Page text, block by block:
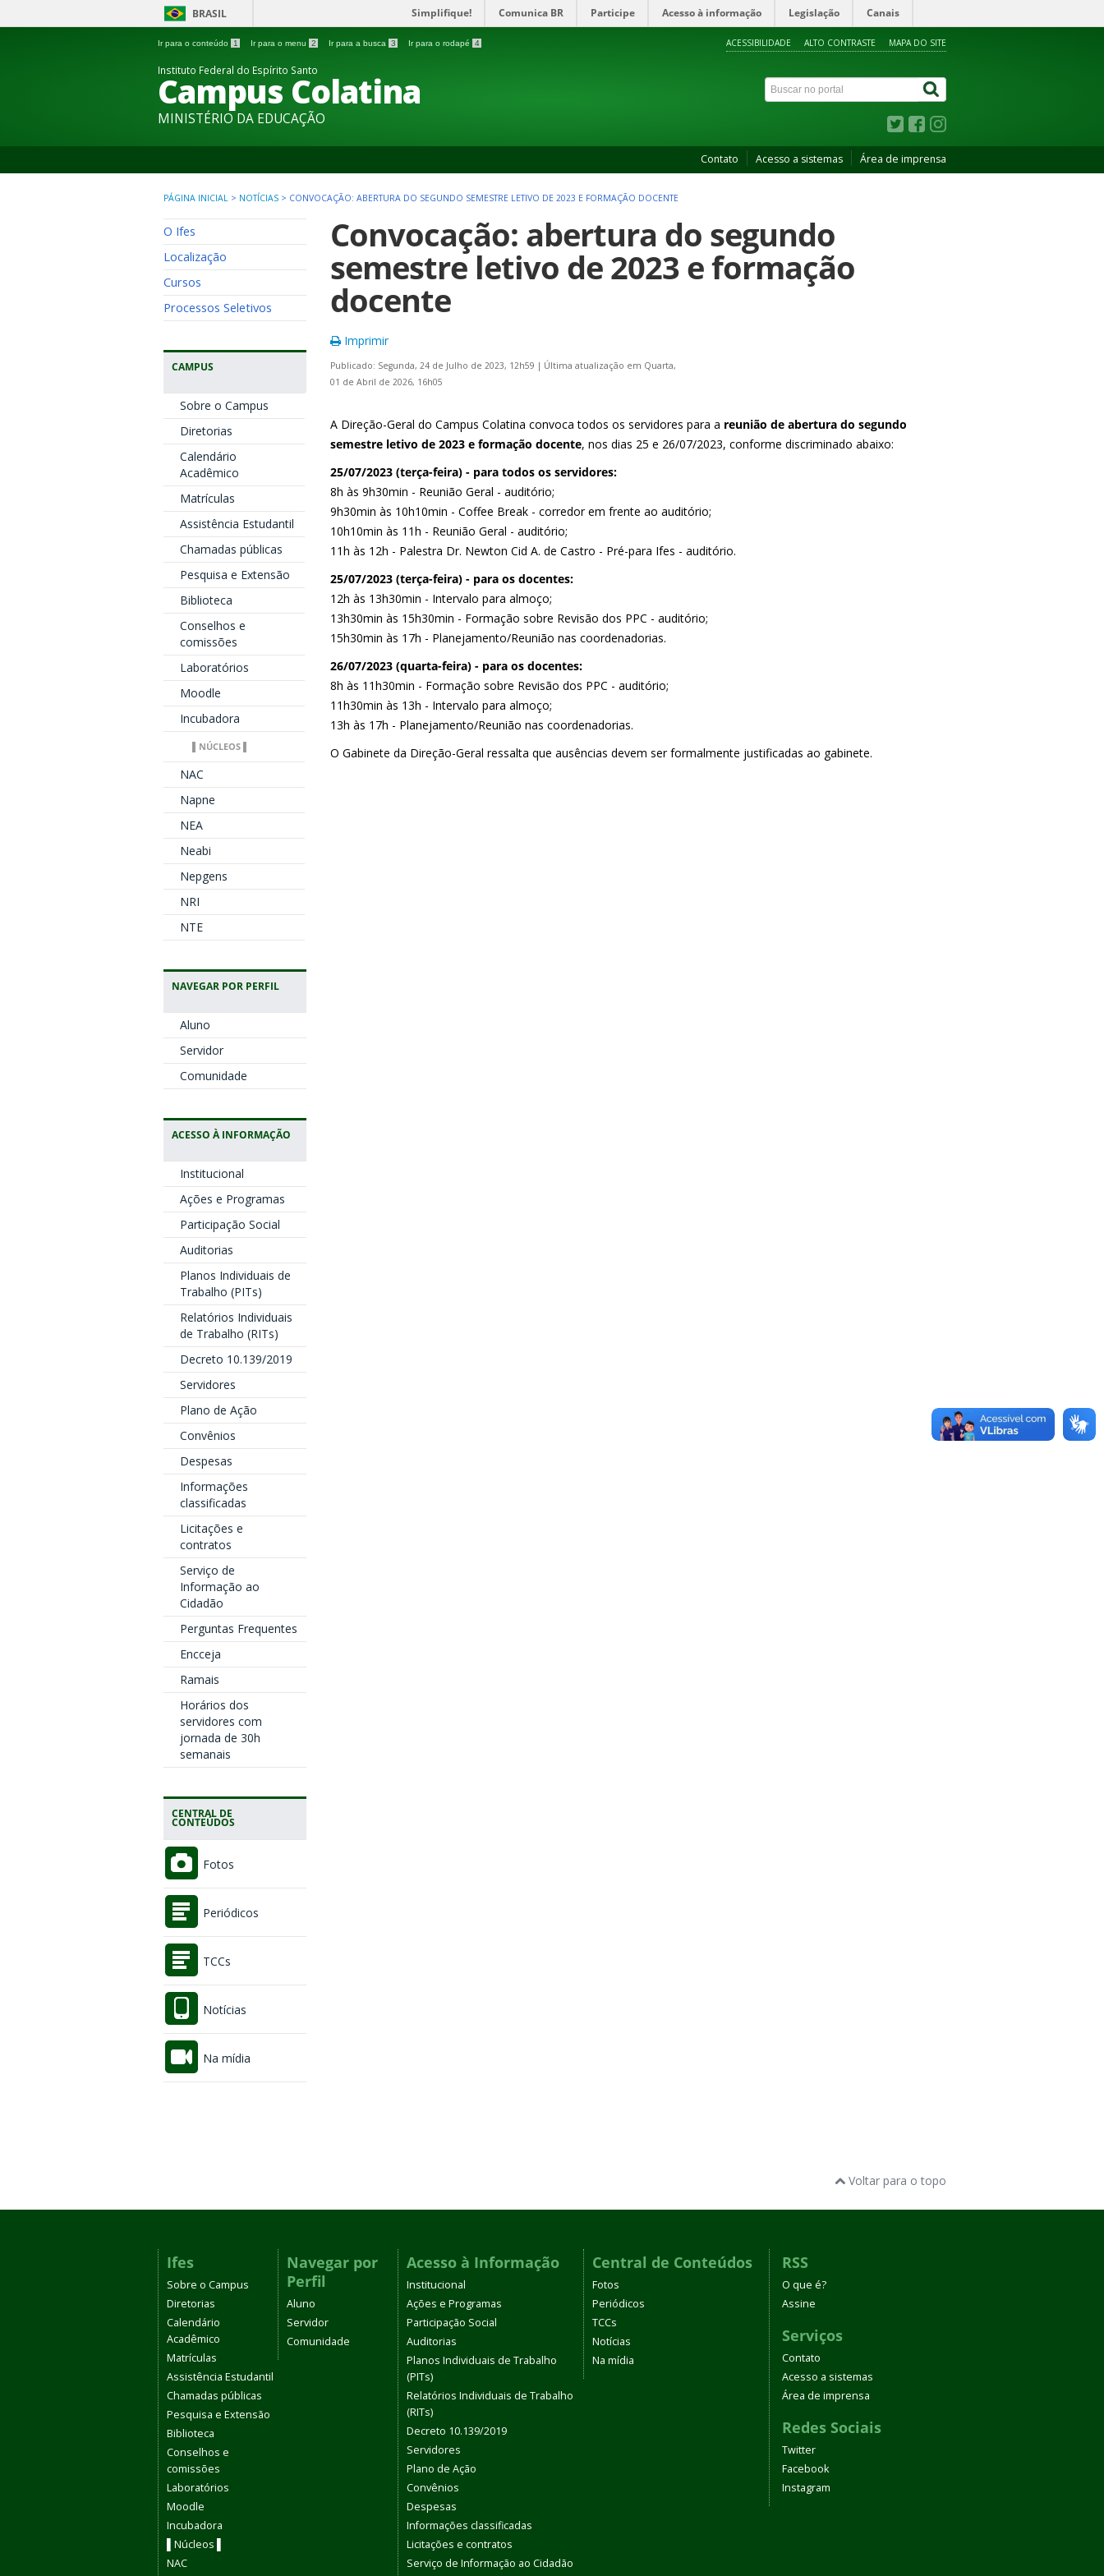
BRASIL Simplifique! Comunica BR Participe Acesso à informação Legislação Canais
Ir para o conteúdo 1 Ir para o menu 2 Ir para a busca 3 Ir para o rodapé 4 ACESSIBILIDADE ALTO CONTRASTE MAPA DO SITE
Instituto Federal do Espírito Santo
Campus Colatina
MINISTÉRIO DA EDUCAÇÃO
Contato Acesso a sistemas Área de imprensa
PÁGINA INICIAL > NOTÍCIAS > CONVOCAÇÃO: ABERTURA DO SEGUNDO SEMESTRE LETIVO DE 2023 E FORMAÇÃO DOCENTE
O Ifes
Localização
Cursos
Processos Seletivos
CAMPUS
Sobre o Campus
Diretorias
Calendário
Acadêmico
Matrículas
Assistência Estudantil
Chamadas públicas
Pesquisa e Extensão
Biblioteca
Conselhos e
comissões
Laboratórios
Moodle
Incubadora
▌NÚCLEOS ▌
NAC
Napne
NEA
Neabi
Nepgens
NRI
NTE
NAVEGAR POR PERFIL
Aluno
Servidor
Comunidade
ACESSO À INFORMAÇÃO
Institucional
Ações e Programas
Participação Social
Auditorias
Planos Individuais de
Trabalho (PITs)
Relatórios Individuais
de Trabalho (RITs)
Decreto 10.139/2019
Servidores
Plano de Ação
Convênios
Despesas
Informações
classificadas
Licitações e
contratos
Serviço de
Informação ao
Cidadão
Perguntas Frequentes
Encceja
Ramais
Horários dos
servidores com
jornada de 30h
semanais
CENTRAL DE
CONTEÚDOS
Fotos
Periódicos
TCCs
Notícias
Na mídia
Convocação: abertura do segundo
semestre letivo de 2023 e formação
docente
Imprimir
Publicado: Segunda, 24 de Julho de 2023, 12h59 | Última atualização em Quarta,
01 de Abril de 2026, 16h05
A Direção-Geral do Campus Colatina convoca todos os servidores para a reunião de abertura do segundo
semestre letivo de 2023 e formação docente, nos dias 25 e 26/07/2023, conforme discriminado abaixo:
25/07/2023 (terça-feira) - para todos os servidores:
8h às 9h30min - Reunião Geral - auditório;
9h30min às 10h10min - Coffee Break - corredor em frente ao auditório;
10h10min às 11h - Reunião Geral - auditório;
11h às 12h - Palestra Dr. Newton Cid A. de Castro - Pré-para Ifes - auditório.
25/07/2023 (terça-feira) - para os docentes:
12h às 13h30min - Intervalo para almoço;
13h30min às 15h30min - Formação sobre Revisão dos PPC - auditório;
15h30min às 17h - Planejamento/Reunião nas coordenadorias.
26/07/2023 (quarta-feira) - para os docentes:
8h às 11h30min - Formação sobre Revisão dos PPC - auditório;
11h30min às 13h - Intervalo para almoço;
13h às 17h - Planejamento/Reunião nas coordenadorias.
O Gabinete da Direção-Geral ressalta que ausências devem ser formalmente justificadas ao gabinete.
Voltar para o topo
Ifes
Sobre o Campus
Diretorias
Calendário
Acadêmico
Matrículas
Assistência Estudantil
Chamadas públicas
Pesquisa e Extensão
Biblioteca
Conselhos e
comissões
Laboratórios
Moodle
Incubadora
▌Núcleos ▌
NAC
Navegar por
Perfil
Aluno
Servidor
Comunidade
Acesso à Informação
Institucional
Ações e Programas
Participação Social
Auditorias
Planos Individuais de Trabalho
(PITs)
Relatórios Individuais de Trabalho
(RITs)
Decreto 10.139/2019
Servidores
Plano de Ação
Convênios
Despesas
Informações classificadas
Licitações e contratos
Serviço de Informação ao Cidadão
Central de Conteúdos
Fotos
Periódicos
TCCs
Notícias
Na mídia
RSS
O que é?
Assine
Serviços
Contato
Acesso a sistemas
Área de imprensa
Redes Sociais
Twitter
Facebook
Instagram